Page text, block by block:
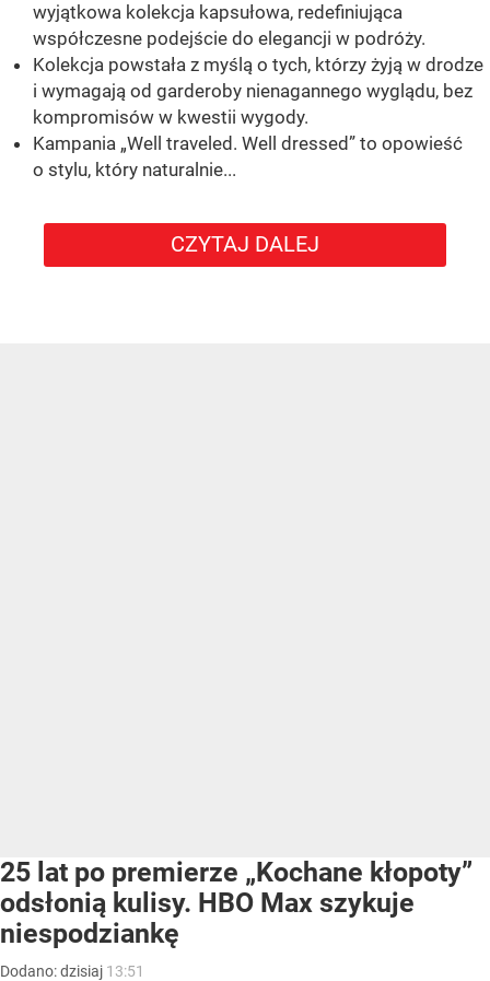
wyjątkowa kolekcja kapsułowa, redefiniująca
współczesne podejście do elegancji w podróży.
Kolekcja powstała z myślą o tych, którzy żyją w drodze
i wymagają od garderoby nienagannego wyglądu, bez
kompromisów w kwestii wygody.
Kampania „Well traveled. Well dressed” to opowieść
o stylu, który naturalnie...
CZYTAJ DALEJ
25 lat po premierze „Kochane kłopoty”
odsłonią kulisy. HBO Max szykuje
niespodziankę
Dodano:dzisiaj 13:51